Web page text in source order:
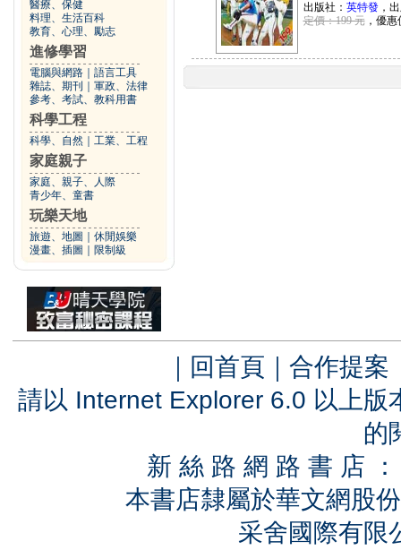
醫療、保健
料理、生活百科
教育、心理、勵志
進修學習
電腦與網路
語言工具
雜誌、期刊
軍政、法律
參考、考試、教科用書
科學工程
科學、自然 工業、工程
家庭親子
家庭、親子、人際
青少年、童書
玩樂天地
旅遊、地圖
休閒娛樂
漫畫、插圖
限制級
出版社： 英特發，
定價：199 元，優惠
｜ 回首頁 ｜ 合作提案
請以 Internet Explorer 6.0 以上
的
新 絲 路 網 路 書 店
本書店隸屬於華文網股
采舍國際有